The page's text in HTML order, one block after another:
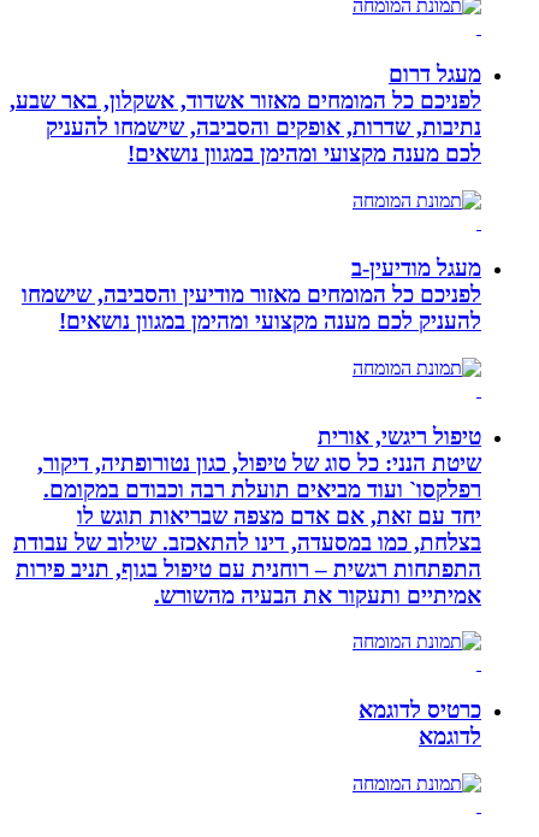
מעגל דרום
לפניכם כל המומחים מאזור אשדוד, אשקלון, באר שבע,
נתיבות, שדרות, אופקים והסביבה, שישמחו להעניק
לכם מענה מקצועי ומהימן במגוון נושאים!
מעגל מודיעין-ב
לפניכם כל המומחים מאזור מודיעין והסביבה, שישמחו
להעניק לכם מענה מקצועי ומהימן במגוון נושאים!
טיפול ריגשי, אורית
שיטת הנני: כל סוג של טיפול, כגון נטורופתיה, דיקור,
רפלקסו` ועוד מביאים תועלת רבה וכבודם במקומם.
יחד עם זאת, אם אדם מצפה שבריאות תוגש לו
בצלחת, כמו במסעדה, דינו להתאכזב. שילוב של עבודת
התפתחות רגשית – רוחנית עם טיפול בגוף, תניב פירות
אמיתיים ותעקור את הבעיה מהשורש.
כרטיס לדוגמא
לדוגמא